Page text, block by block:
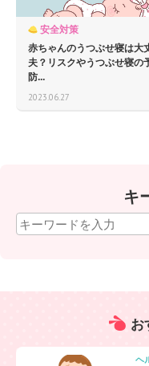
安全対策
赤ちゃんのうつぶせ寝は大
夫？リスクやうつぶせ寝の
防...
2023.06.27
キ
お
ヘ